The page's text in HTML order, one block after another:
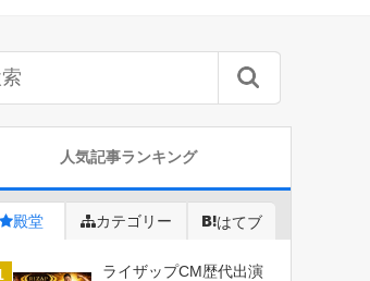
人気記事ランキング
殿堂 カテゴリー はてブ
ライザップCM歴代出演